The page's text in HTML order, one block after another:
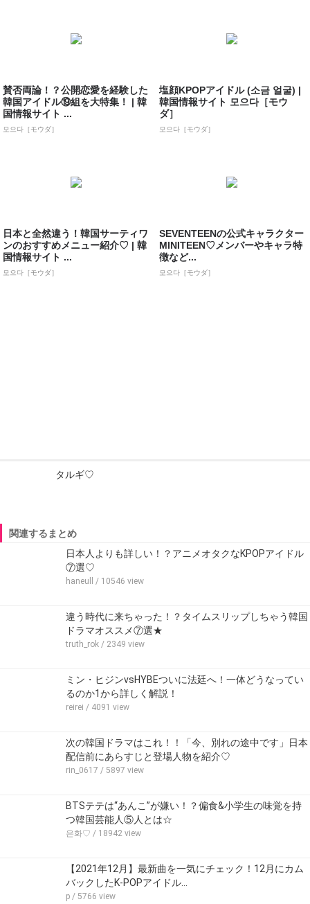
賛否両論！？公開恋愛を経験した
韓国アイドル⑲組を大特集！ | 韓
国情報サイト ...
모으다［モウダ］
塩顔KPOPアイドル (소금 얼굴) |
韓国情報サイト 모으다［モウ
ダ］
모으다［モウダ］
日本と全然違う！韓国サーティワ
ンのおすすめメニュー紹介♡ | 韓
国情報サイト ...
모으다［モウダ］
SEVENTEENの公式キャラクター
MINITEEN♡メンバーやキャラ特
徴など...
모으다［モウダ］
タルギ♡
関連するまとめ
日本人よりも詳しい！？アニメオタクなKPOPアイドル
⑦選♡
haneull / 10546 view
違う時代に来ちゃった！？タイムスリップしちゃう韓国
ドラマオススメ⑦選★
truth_rok / 2349 view
ミン・ヒジンvsHYBEついに法廷へ！一体どうなってい
るのか1から詳しく解説！
reirei / 4091 view
次の韓国ドラマはこれ！！「今、別れの途中です」日本
配信前にあらすじと登場人物を紹介♡
rin_0617 / 5897 view
BTSテテは“あんこ”が嫌い！？偏食&小学生の味覚を持
つ韓国芸能人⑤人とは☆
은화♡ / 18942 view
【2021年12月】最新曲を一気にチェック！12月にカム
バックしたK-POPアイドル…
p / 5766 view